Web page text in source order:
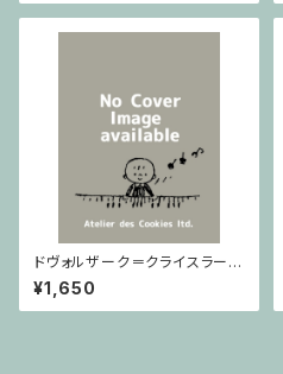
ドヴォルザーク＝クライスラー：
スラヴ幻想曲 ロ短調 from Op.
55-4, Op.75 / ヴァイオリンと
ピアノ
¥1,650